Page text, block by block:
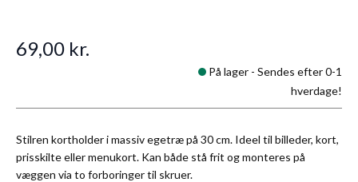
Stilren kortholder i massiv egetræ på 30 cm. Ideel til billeder, kort,
prisskilte eller menukort. Kan både stå frit og monteres på
væggen via to forboringer til skruer.
69,00 kr.
På lager - Sendes efter 0-1
hverdage!